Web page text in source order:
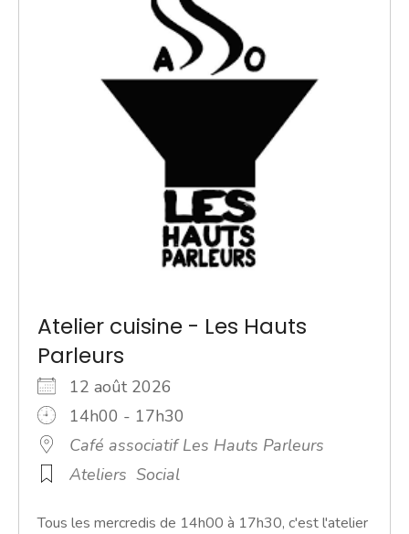
Atelier cuisine - Les Hauts
Parleurs
12 août 2026
14h00 - 17h30
Café associatif Les Hauts Parleurs
Ateliers Social
Tous les mercredis de 14h00 à 17h30, c'est l'atelier